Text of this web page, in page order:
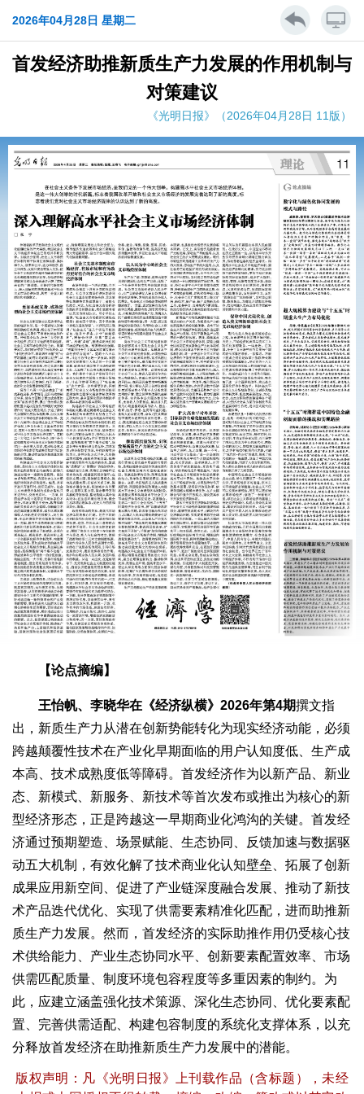
2026年04月28日 星期二
首发经济助推新质生产力发展的作用机制与
对策建议
《光明日报》（2026年04月28日 11版）
【论点摘编】
王怡帆、李晓华在《经济纵横》2026年第4期撰文指
出，新质生产力从潜在创新势能转化为现实经济动能，必须
跨越颠覆性技术在产业化早期面临的用户认知度低、生产成
本高、技术成熟度低等障碍。首发经济作为以新产品、新业
态、新模式、新服务、新技术等首次发布或推出为核心的新
型经济形态，正是跨越这一早期商业化鸿沟的关键。首发经
济通过预期塑造、场景赋能、生态协同、反馈加速与数据驱
动五大机制，有效化解了技术商业化认知壁垒、拓展了创新
成果应用新空间、促进了产业链深度融合发展、推动了新技
术产品迭代优化、实现了供需要素精准化匹配，进而助推新
质生产力发展。然而，首发经济的实际助推作用仍受核心技
术供给能力、产业生态协同水平、创新要素配置效率、市场
供需匹配质量、制度环境包容程度等多重因素的制约。为
此，应建立涵盖强化技术策源、深化生态协同、优化要素配
置、完善供需适配、构建包容制度的系统化支撑体系，以充
分释放首发经济在助推新质生产力发展中的潜能。
版权声明：凡《光明日报》上刊载作品（含标题），未经